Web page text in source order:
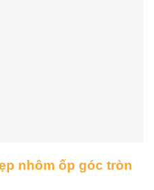
nhôm ốp góc tròn